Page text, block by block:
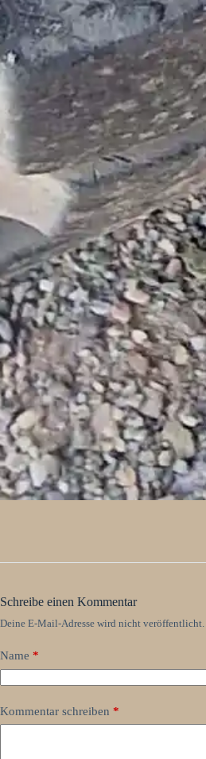
Schreibe einen Kommentar
Deine E-Mail-Adresse wird nicht veröffentlicht.
Name *
Kommentar schreiben *